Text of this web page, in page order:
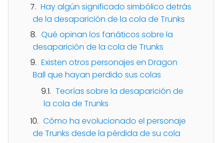
Hay algún significado simbólico detrás
de la desaparición de la cola de Trunks
Qué opinan los fanáticos sobre la
desaparición de la cola de Trunks
Existen otros personajes en Dragon
Ball que hayan perdido sus colas
Teorías sobre la desaparición de
la cola de Trunks
Cómo ha evolucionado el personaje
de Trunks desde la pérdida de su cola